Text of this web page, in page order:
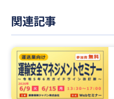
関連記事